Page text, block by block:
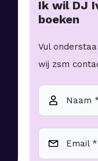
Ik wil DJ
boeken
Vul
wij zsm
Naam
Email *